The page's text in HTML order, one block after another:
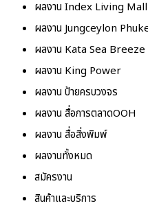
ผลงาน Index Living Mall
ผลงาน Jungceylon
ผลงาน Kata Sea
ผลงาน King Power
ผลงาน ป้ายครบวงจร
ผลงาน สื่อการตลาดOOH
ผลงาน สื่อสิ่งพิมพ์
ผลงานทั้งหมด
สมัครงาน
สินค้าและบริการ